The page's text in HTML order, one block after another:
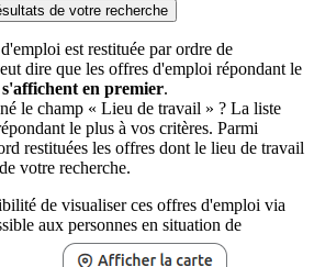
de votre recherche
est restituée par ordre de
dire que les offres d'emploi répondant le
s'affichent en premier.
le champ « Lieu de travail » ? La liste
le plus à vos critères. Parmi
restituées les offres dont le lieu de travail
votre recherche.
de visualiser ces offres d'emploi via
aux personnes en situation de